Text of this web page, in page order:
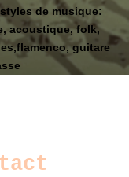
de musique:
acoustique, folk,
guitare